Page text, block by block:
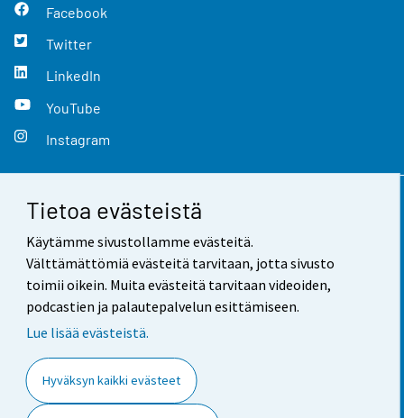
Tietoa evästeistä
Käytämme sivustollamme evästeitä.
Välttämättömiä evästeitä tarvitaan, jotta sivusto
toimii oikein. Muita evästeitä tarvitaan videoiden,
podcastien ja palautepalvelun esittämiseen.
Lue lisää evästeistä.
Hyväksyn kaikki evästeet
Facebook
Twitter
LinkedIn
YouTube
Instagram
Yhteystiedot
Palaute
Käyttöehdot
Saavutettavuus
Tietoa sivustosta